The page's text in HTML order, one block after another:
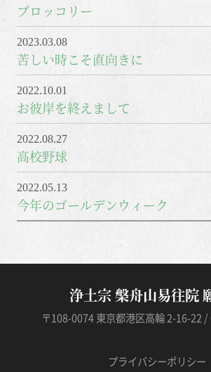
ブロッコリー
2023.03.08
苦しい時こそ直向きに
2022.10.01
お彼岸を終えまして
2022.08.27
高校野球
2022.05.13
今年のゴールデンウィーク
浄土宗 槃舟山易往院
〒108-0074 東京都港区高輪 2-16-22
プライバシーポリシー